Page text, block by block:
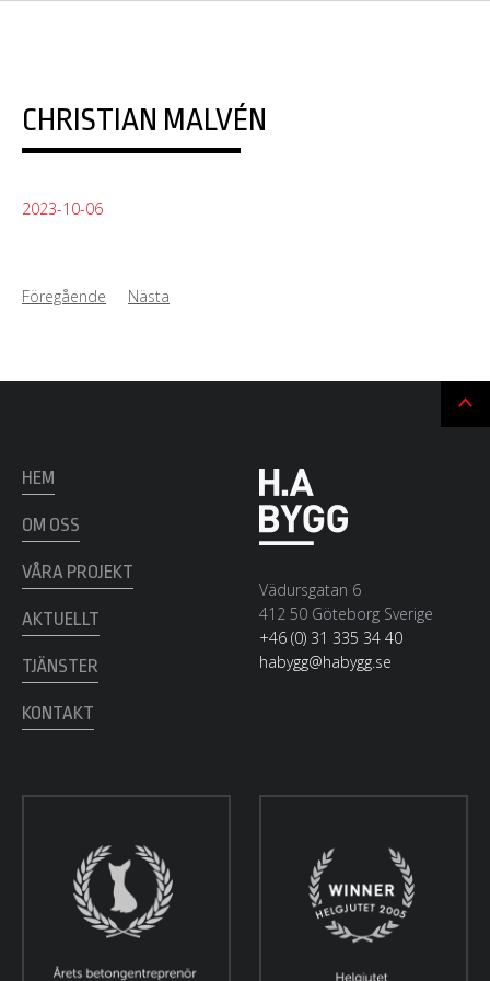
CHRISTIAN MALVÉN
2023-10-06
Föregående Nästa
HEM
OM OSS
VÅRA PROJEKT
AKTUELLT
TJÄNSTER
KONTAKT
Vädursgatan 6
412 50 Göteborg Sverige
+46 (0) 31 335 34 40
habygg@habygg.se